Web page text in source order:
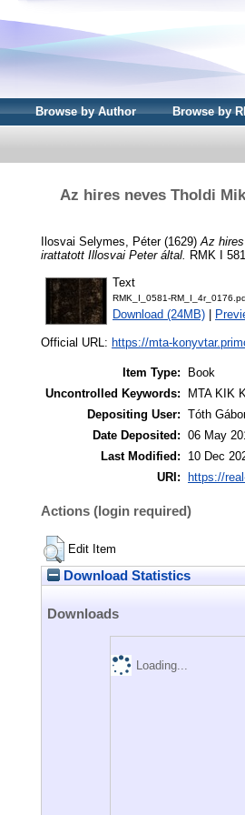
Browse by Author Browse by
Az hires neves Tholdi
Ilosvai Selymes, Péter(1629) Az
irattatott Illosvai Peter által. RMK I
Text
RMK_I_0581-
Download (24MB)
Official URL: https://mta-
Item Type:
Book
Uncontrolled Keywords:
MTA KIK
Depositing User: Tóth
Date Deposited: 06 May
Last Modified:
10 Dec
URI:
https://
Actions (login required)
Edit Item
Download Statistics
Downloads
Loading...